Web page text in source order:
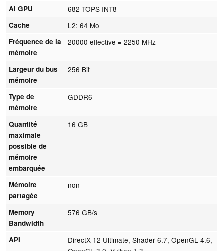
AI GPU 682 TOPS INT8
Cache L2: 64 Mo
Fréquence de la
mémoire
20000 effective = 2250 MHz
Largeur du bus
mémoire
256 Bit
Type de
mémoire
GDDR6
Quantité
maximale
possible de
mémoire
embarquée
16 GB
Mémoire
partagée
non
Memory
Bandwidth
576 GB/s
API
DirectX 12 Ultimate, Shader 6.7, OpenGL 4.6,